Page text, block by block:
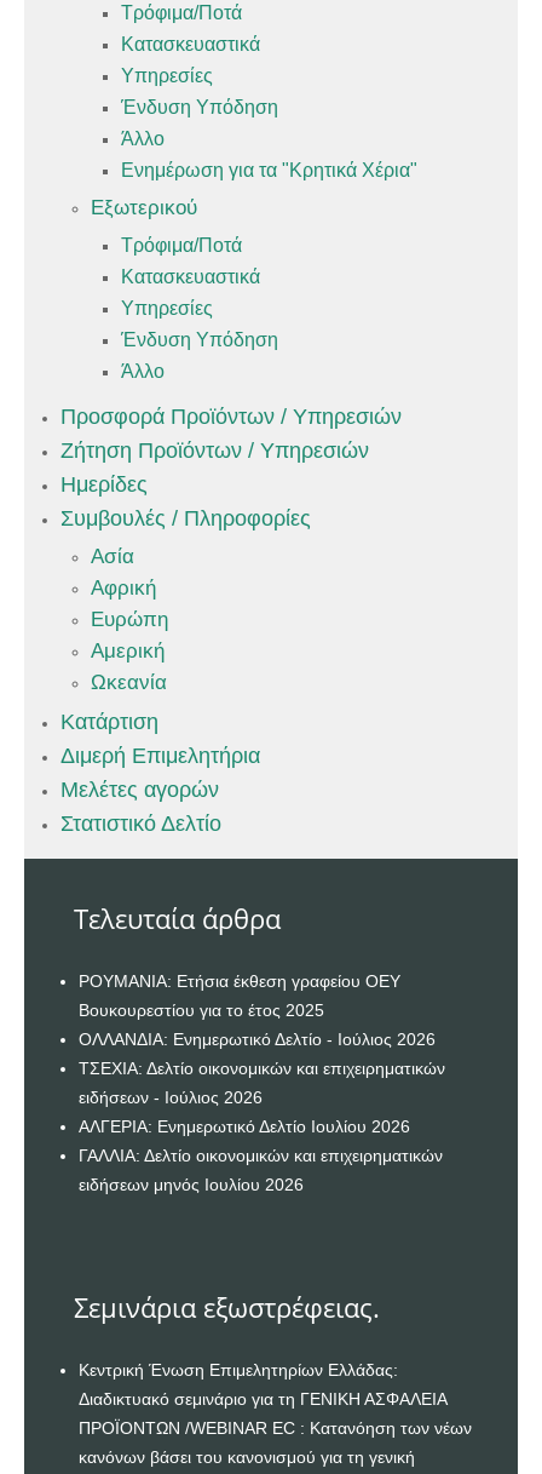
Τρόφιμα/Ποτά
Κατασκευαστικά
Υπηρεσίες
Ένδυση Υπόδηση
Άλλο
Ενημέρωση για τα "Κρητικά Χέρια"
Εξωτερικού
Τρόφιμα/Ποτά
Κατασκευαστικά
Υπηρεσίες
Ένδυση Υπόδηση
Άλλο
Προσφορά Προϊόντων / Υπηρεσιών
Ζήτηση Προϊόντων / Υπηρεσιών
Ημερίδες
Συμβουλές / Πληροφορίες
Ασία
Αφρική
Ευρώπη
Αμερική
Ωκεανία
Κατάρτιση
Διμερή Επιμελητήρια
Μελέτες αγορών
Στατιστικό Δελτίο
Τελευταία άρθρα
ΡΟΥΜΑΝΙΑ: Ετήσια έκθεση γραφείου ΟΕΥ
Βουκουρεστίου για το έτος 2025
ΟΛΛΑΝΔΙΑ: Ενημερωτικό Δελτίο - Ιούλιος 2026
ΤΣΕΧΙΑ: Δελτίο οικονομικών και επιχειρηματικών
ειδήσεων - Ιούλιος 2026
ΑΛΓΕΡΙΑ: Ενημερωτικό Δελτίο Ιουλίου 2026
ΓΑΛΛΙΑ: Δελτίο οικονομικών και επιχειρηματικών
ειδήσεων μηνός Ιουλίου 2026
Σεμινάρια εξωστρέφειας.
Κεντρική Ένωση Επιμελητηρίων Ελλάδας:
Διαδικτυακό σεμινάριο για τη ΓΕΝΙΚΗ ΑΣΦΑΛΕΙΑ
ΠΡΟΪΟΝΤΩΝ /WEBINAR EC : Κατανόηση των νέων
κανόνων βάσει του κανονισμού για τη γενική